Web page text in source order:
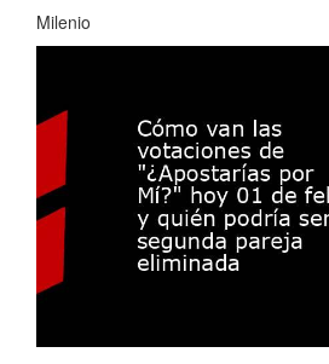
Milenio